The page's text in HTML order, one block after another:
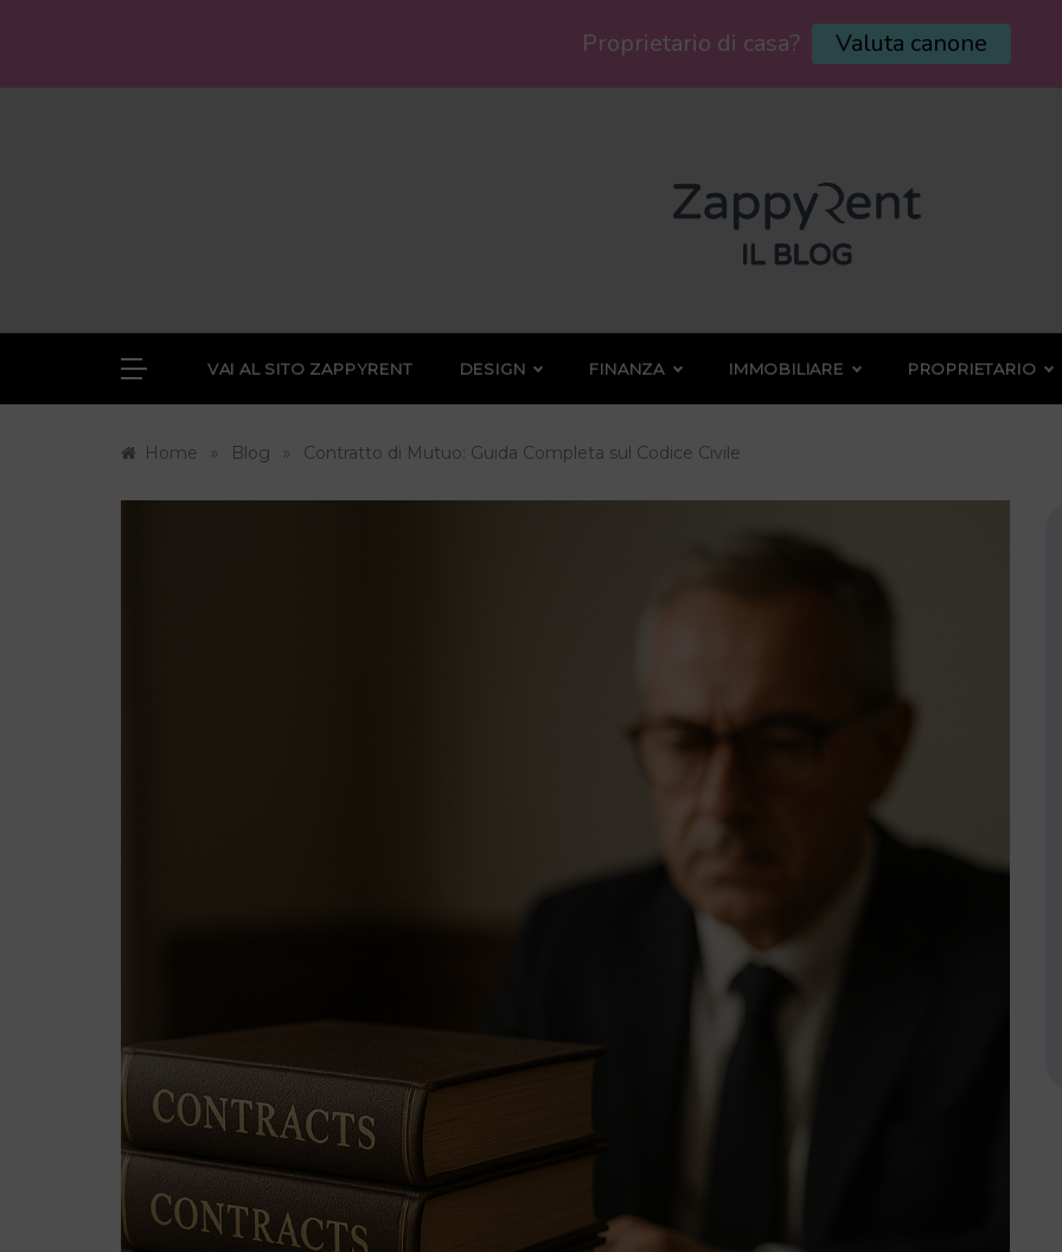
VAI AL SITO ZAPPYRENT DESIGN FINANZA IMMOBILIARE PROPRIETARIO
Home » Blog » Contratto di Mutuo: Guida Completa sul Codice Civile
Proprietario di casa? Valuta canone